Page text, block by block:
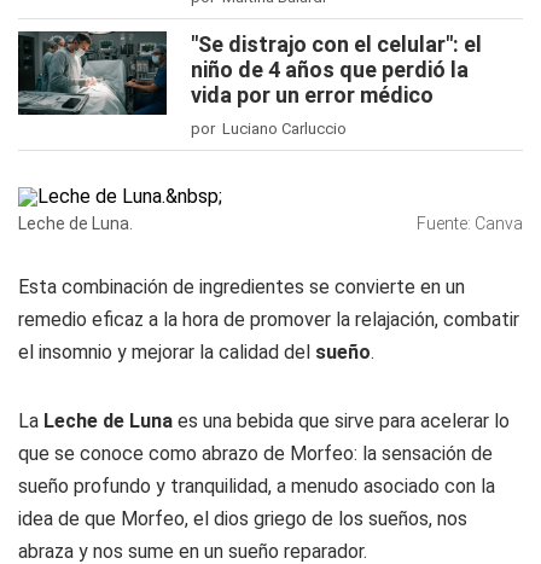
"Se distrajo con el celular": el
niño de 4 años que perdió la
vida por un error médico
por Luciano Carluccio
Leche de Luna. Fuente: Canva
Esta combinación de ingredientes se convierte en un
remedio eficaz a la hora de promover la relajación, combatir
el insomnio y mejorar la calidad del sueño.
La Leche de Luna es una bebida que sirve para acelerar lo
que se conoce como abrazo de Morfeo: la sensación de
sueño profundo y tranquilidad, a menudo asociado con la
idea de que Morfeo, el dios griego de los sueños, nos
abraza y nos sume en un sueño reparador.